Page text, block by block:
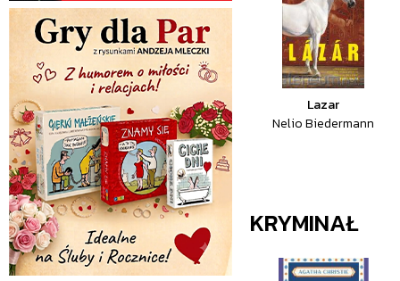
Lazar
Nelio Biedermann
KRYMINAŁ